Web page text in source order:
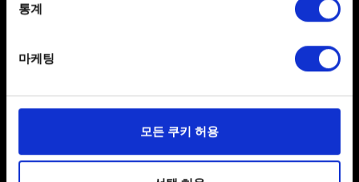
Identify your device by actively scanning it for
Find out more about how your personal data is processed
일부 쿠키는 웹 사이트를 정상적으로 이용하기 위해
관련 기술적 피드백을 제공하여 사용자의 웹사이트 이용
통계
마케팅
모든 쿠키 허용